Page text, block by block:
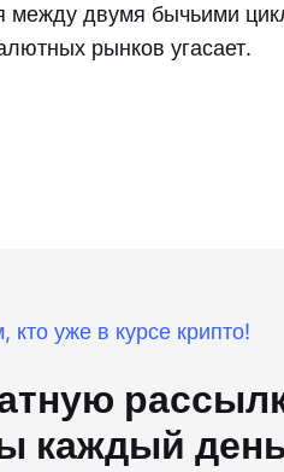
двумя бычьими
рынков угасает.
кто уже в курсе крипто!
каждый